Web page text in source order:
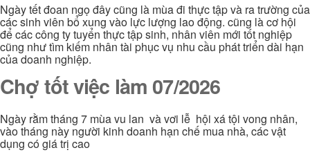
Ngày tết đoan ngọ đây cũng là mùa đi thực tập và ra trường của
các sinh viên bổ xung vào lực lượng lao động. cũng là cơ hội
để các công ty tuyển thực tập sinh, nhân viên mới tốt nghiệp
cũng như tìm kiếm nhân tài phục vụ nhu cầu phát triển dài hạn
của doanh nghiệp.
Chợ tốt việc làm 07/2026
Ngày rằm tháng 7 mùa vu lan và vơi lễ hội xá tội vong nhân,
vào tháng này người kinh doanh hạn chế mua nhà, các vật
dụng có giá trị cao